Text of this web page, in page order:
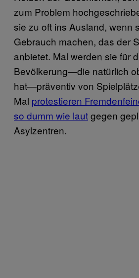
zum Problem
sie zu oft ins Ausland, wenn
Gebrauch machen, das der
anbietet. Mal werden sie für
Bevölkerung—die natürlich
hat—präventiv von
Mal protestieren
so dumm wie lautgegen
Asylzentren.